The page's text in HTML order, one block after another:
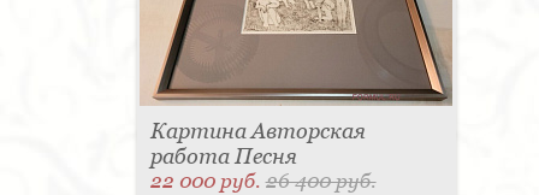
Картина Авторская
работа Песня
22 000 руб.26 400 руб.